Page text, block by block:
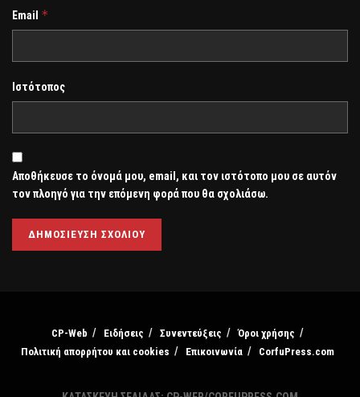
Email *
Ιστότοπος
Αποθήκευσε το όνομά μου, email, και τον ιστότοπο μου σε αυτόν
τον πλοηγό για την επόμενη φορά που θα σχολιάσω.
CP-Web Ειδήσεις Συνεντεύξεις
Όροι χρήσης
Πολιτική απορρήτου και cookies
Επικοινωνία CorfuPress.com